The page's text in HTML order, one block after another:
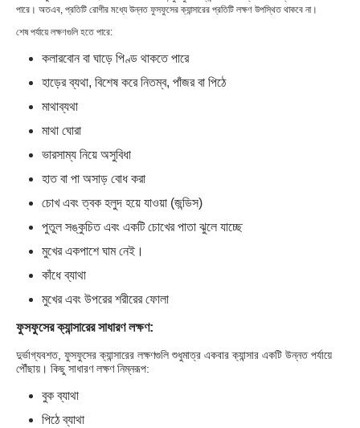
পারে। অতএব, প্রতিটি রোগীর মধ্যে উন্নত ফুসফুসের ক্যান্সারের প্রতিটি লক্ষণ উপস্থিত থাকবে না।
শেষ পর্যায়ে লক্ষণগুলি হতে পারে:
কলারবোন বা ঘাড়ে পিণ্ড থাকতে পারে
হাড়ের ব্যথা, বিশেষ করে নিতম্ব, পাঁজর বা পিঠে
মাথাব্যথা
মাথা ঘোরা
ভারসাম্য নিয়ে অসুবিধা
হাত বা পা অসাড় বোধ করা
চোখ এবং ত্বক হলুদ হয়ে যাওয়া (জন্ডিস)
পুতুল সঙ্কুচিত এবং একটি চোখের পাতা ঝুলে যাচ্ছে
মুখের একপাশে ঘাম নেই।
কাঁধে ব্যাথা
মুখের এবং উপরের শরীরের ফোলা
ফুসফুসের ক্যান্সারের সাধারণ লক্ষণ:
দুর্ভাগ্যবশত, ফুসফুসের ক্যান্সারের লক্ষণগুলি শুধুমাত্র একবার ক্যান্সার একটি উন্নত পর্যায়ে
পৌঁছায়। কিছু সাধারণ লক্ষণ নিম্নরূপ:
বুক ব্যাথা
পিঠে ব্যাথা